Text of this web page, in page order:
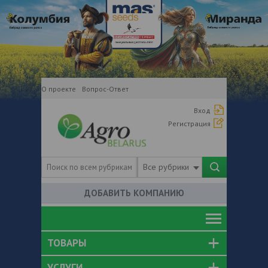
О проекте Вопрос-Ответ
Вход
Регистрация
Все рубрики
ДОБАВИТЬ КОМПАНИЮ
ТОВАРЫ